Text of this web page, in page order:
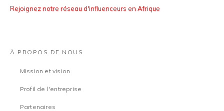
Rejoignez notre réseau d'influenceurs en Afrique
À PROPOS DE NOUS
Mission et vision
Profil de l'entreprise
Partenaires